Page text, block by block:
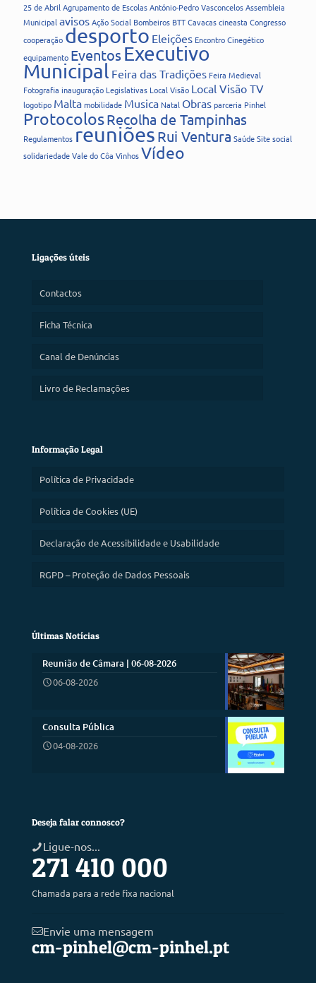
25 de Abril Agrupamento de EscolasAntónio-Pedro VasconcelosAssembleia
Municipal avisosAção Social Bombeiros BTTCavacascineasta Congresso
cooperação desporto Eleições Encontro Cinegético
equipamento Eventos Executivo
Municipal Feira das Tradições Feira Medieval
Fotografia inauguração Legislativas Local Visão Local Visão TV
logotipo Maltamobilidade Musica Natal Obrasparceria Pinhel
ProtocolosRecolha de Tampinhas
Regulamentos reuniões Rui Ventura SaúdeSitesocial
solidariedadeVale do Côa VinhosVídeo
Ligações úteis
Contactos
Ficha Técnica
Canal de Denúncias
Livro de Reclamações
Informação Legal
Política de Privacidade
Política de Cookies (UE)
Declaração de Acessibilidade e Usabilidade
RGPD – Proteção de Dados Pessoais
Últimas Notícias
Reunião de Câmara | 06-08-2026
06-08-2026
Consulta Pública
04-08-2026
Deseja falar connosco?
Ligue-nos...
271 410 000
Chamada para a rede fixa nacional
Envie uma mensagem
cm-pinhel@cm-pinhel.pt